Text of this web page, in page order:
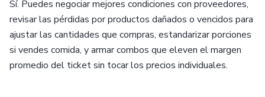
Sí. Puedes negociar mejores condiciones con proveedores,
revisar las pérdidas por productos dañados o vencidos para
ajustar las cantidades que compras, estandarizar porciones
si vendes comida, y armar combos que eleven el margen
promedio del ticket sin tocar los precios individuales.